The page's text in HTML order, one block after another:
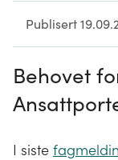
Publisert
Behovet
I siste